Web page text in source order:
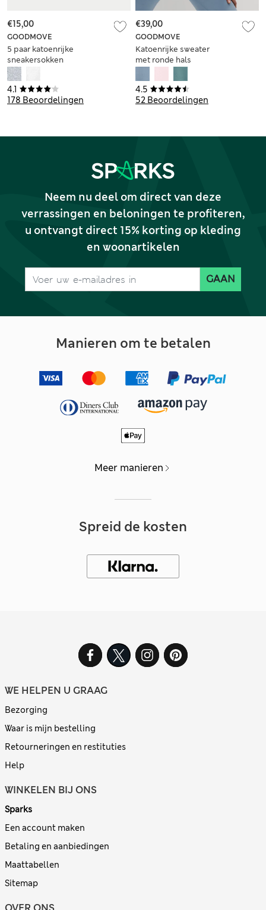
4.1
178 Beoordelingen
GOODMOVE
5 paar katoenrijke
sneakersokken
€15,00
4.5
52 Beoordelingen
GOODMOVE
Katoenrijke sweater
met ronde hals
€39,00
Neem nu deel om direct van deze
verrassingen en beloningen te profiteren,
u ontvangt direct 15% korting op kleding
en woonartikelen
GAAN
Manieren om te betalen
Meer manieren
Spreid de kosten
WE HELPEN U GRAAG
Bezorging
Waar is mijn bestelling
Retourneringen en restituties
Help
WINKELEN BIJ ONS
Sparks
Een account maken
Betaling en aanbiedingen
Maattabellen
Sitemap